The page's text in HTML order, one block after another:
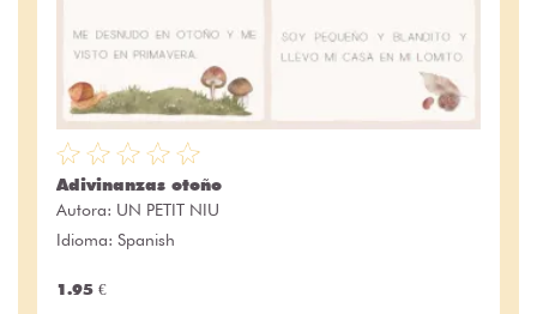
Adivinanzas otoño
Autora: UN PETIT NIU
Idioma: Spanish
1.95 €